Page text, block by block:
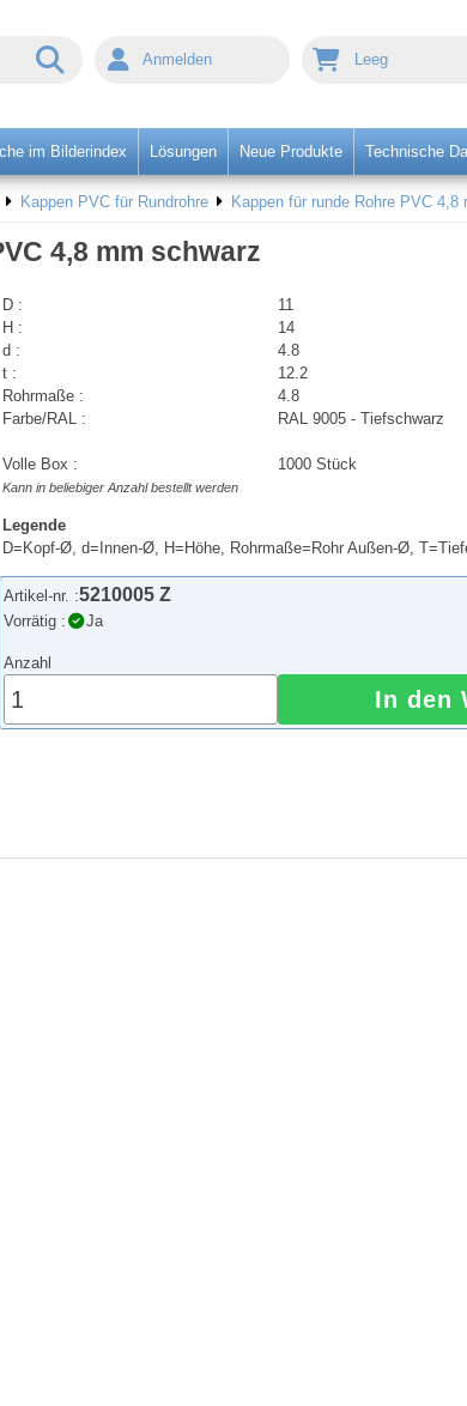
Anmelden Leeg
im Bilderindex Lösungen Neue Produkte Technische
Kappen PVC für Rundrohre Kappen für runde Rohre PVC 4,8
4,8 mm schwarz
D :
11
H :
14
d :
4.8
t :
12.2
Rohrmaße :
4.8
Farbe/RAL :
RAL 9005 - Tiefschwarz
Volle Box : 1000 Stück
Kann in beliebiger Anzahl bestellt werden
Legende
D=Kopf-Ø, d=Innen-Ø, H=Höhe, Rohrmaße=Rohr Außen-Ø,
Artikel-nr. :5210005 Z
Vorrätig : Ja
Anzahl
In den